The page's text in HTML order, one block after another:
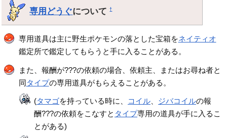
専用どうぐについて†
専用道具は主に野生ポケモンの落とした宝箱をネイティオ
鑑定所で鑑定してもらうと手に入ることがある。
また、報酬が???の依頼の場合、依頼主、またはお尋ね者と
同タイプの専用道具がもらえることがある。
(タマゴを持っている時に、 コイル ジバコイルの報
酬???の依頼をこなすと タイプ専用の道具が手に入るこ
とがある)